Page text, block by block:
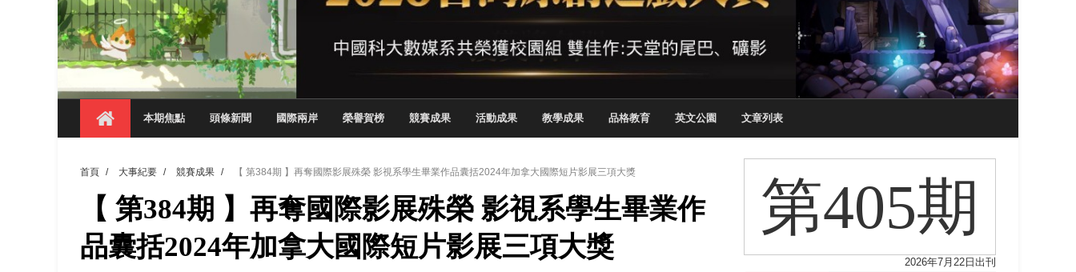
【 第404期 】影視系榮獲59屆美國休士頓國際影展最高榮譽白金獎
【 第404期 】你抓得到我嗎？數媒系VR新創遊戲抱回金點新秀獎
【 第404期 】數媒系《光影潛歷史》榮獲全國實務專題競賽第一名
【 第404期 】探索空間設計解方 室設系學子於 2026 TSID 提出具體舊建築再利用提案
【 第404期 】從創意到實踐 數媒系學生於技專校院電腦動畫競賽嶄露頭角
【 第404期 】此夏，向未來！ 中國科大新竹畢典青銀共學、逐夢啟航
領航AI創先例！ 數媒系錄音室獲「杜比全景聲」與「Wwise」雙認證
觀管系展現跨域創新與實作育人成效 AI智慧餐飲管家獲全國第二名
學務處舉辦「董事長『聊』心室」 上官董事長與青年學子溫馨對談 傳遞品格與智慧力量
本期焦點 頭條新聞 國際兩岸 榮譽賀榜 競賽成果 活動成果 教學成果 品格教育 英文公園 文章列表
首頁 / 大事紀要 / 競賽成果 / 【 第384期 】再奪國際影展殊榮 影視系學生畢業作品囊括2024年加拿大國際短片影展三項大獎
【 第384期 】再奪國際影展殊榮 影視系學生畢業作
品囊括2024年加拿大國際短片影展三項大獎
第405期
2026年7月22日出刊